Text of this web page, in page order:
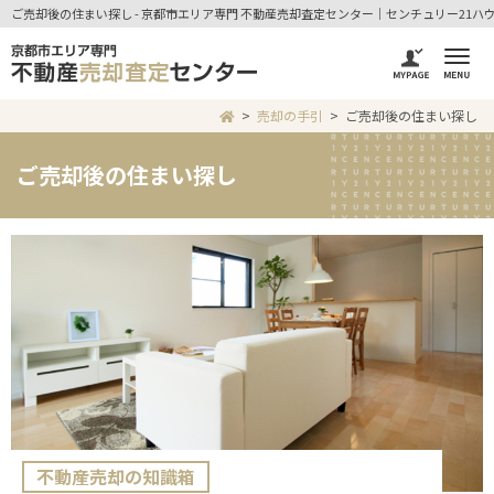
ご売却後の住まい探し - 京都市エリア専門 不動産売却査定センター｜センチュリー21ハ
売却の手引 ご売却後の住まい探し
ご売却後の住まい探し
不動産売却の知識箱